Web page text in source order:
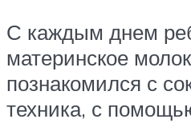
С каждым днем
материнское
познакомился с
техника, с